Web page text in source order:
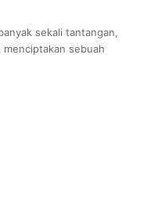
sekali tantangan,
sebuah